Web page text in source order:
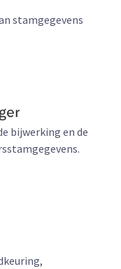
stamgegevens
bijwerking en de